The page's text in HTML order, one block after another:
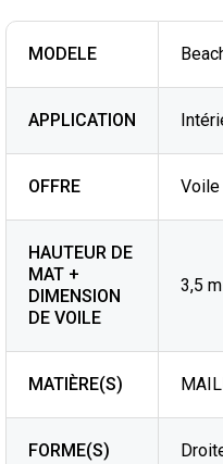
MODELE
APPLICATION
OFFRE
HAUTEUR DE
MAT +
DIMENSION
DE VOILE
3,5
MATIÈRE(S)
FORME(S)